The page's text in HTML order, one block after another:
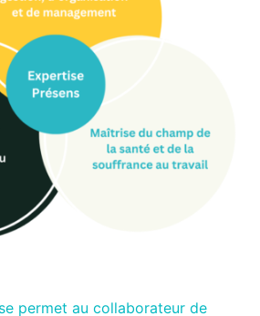
permet au collaborateur de